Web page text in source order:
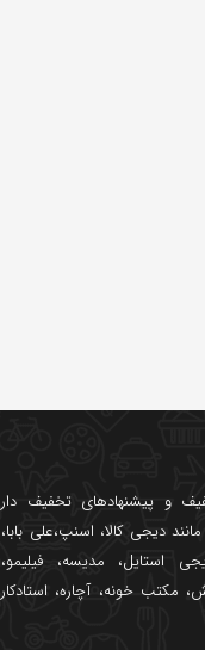
و پیشنهادهای تخفیف دار
دیجی کالا، اسنپ،علی بابا،
استایل، مدیسه، فیلیمو،
، مکتب خونه،آچاره، استادکار